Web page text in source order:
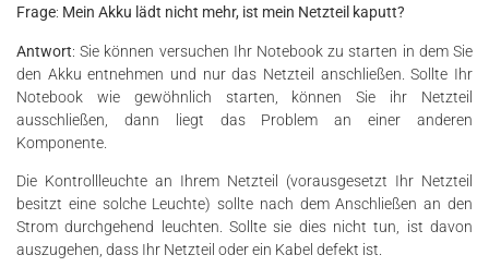
Frage: Mein Akku lädt nicht mehr, ist mein Netzteil kaputt?
Antwort: Sie können versuchen Ihr Notebook zu starten in dem Sie
den Akku entnehmen und nur das Netzteil anschließen. Sollte Ihr
Notebook wie gewöhnlich starten, können Sie ihr Netzteil
ausschließen, dann liegt das Problem an einer anderen
Komponente.
Die Kontrollleuchte an Ihrem Netzteil (vorausgesetzt Ihr Netzteil
besitzt eine solche Leuchte) sollte nach dem Anschließen an den
Strom durchgehend leuchten. Sollte sie dies nicht tun, ist davon
auszugehen, dass Ihr Netzteil oder ein Kabel defekt ist.